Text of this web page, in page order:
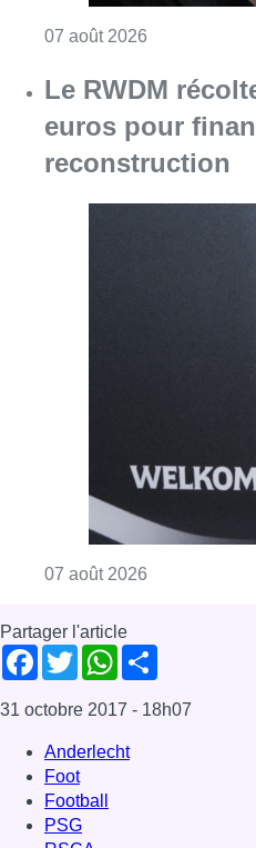
07 août 2026
Le RWDM
euros pour
reconstruction
07 août 2026
Partager l'article
Facebook
TwitterWhatsApp
31 octobre 2017 - 18h07
Anderlecht
Foot
Football
PSG